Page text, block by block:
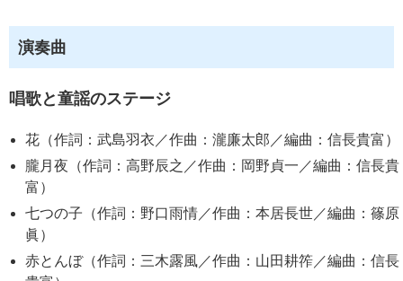
演奏曲
唱歌と童謡のステージ
花（作詞：武島羽衣／作曲：瀧廉太郎／編曲：信長貴富）
朧月夜（作詞：高野辰之／作曲：岡野貞一／編曲：信長貴
富）
七つの子（作詞：野口雨情／作曲：本居長世／編曲：篠原
眞）
赤とんぼ（作詞：三木露風／作曲：山田耕筰／編曲：信長